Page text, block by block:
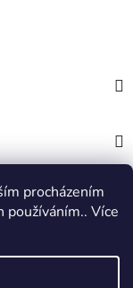
procházením
Více
Stolístek